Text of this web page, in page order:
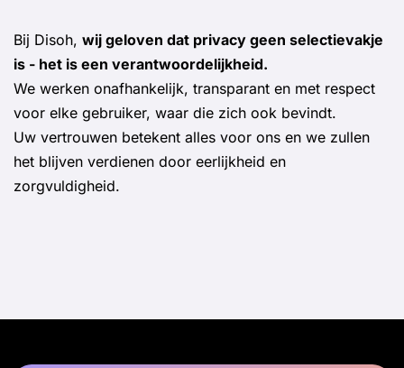
Bij Disoh, wij geloven dat privacy geen selectievakje
is - het is een verantwoordelijkheid.
We werken onafhankelijk, transparant en met respect
voor elke gebruiker, waar die zich ook bevindt.
Uw vertrouwen betekent alles voor ons en we zullen
het blijven verdienen door eerlijkheid en
zorgvuldigheid.